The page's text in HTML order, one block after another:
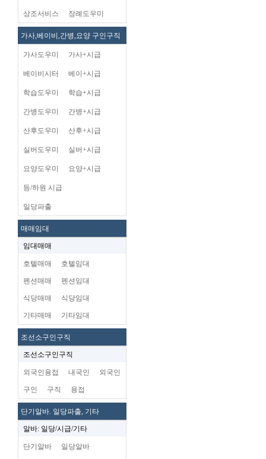
상조서비스 장례도우미
가사,베이비,간병,요양 구인구직
가사도우미 가사+시급
베이비시터 베이+시급
학습도우미 학습+시급
간병도우미 간병+시급
산후도우미 산후+시급
실버도우미 실버+시급
요양도우미 요양+시급
등/하원 시급
일당파출
매매임대
임대매매
호텔매매 호텔임대
펜션매매 펜션임대
식당매매 식당임대
기타매매 기타임대
조선소구인구직
조선소구인구직
외국인용접 내국인 외국인
구인 구직 용접
단기알바. 일당파출, 기타
알바: 일당/시급/기타
단기알바 일당알바